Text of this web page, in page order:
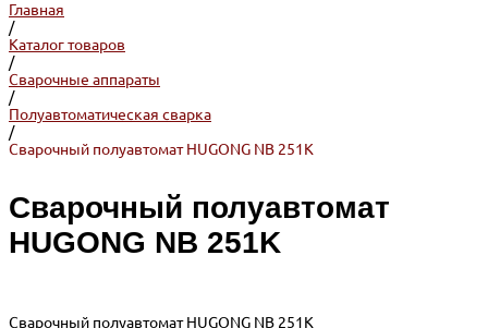
Главная
/
Каталог товаров
/
Сварочные аппараты
/
Полуавтоматическая сварка
/
Сварочный полуавтомат HUGONG NB 251K
Сварочный полуавтомат
HUGONG NB 251K
Сварочный полуавтомат HUGONG NB 251K